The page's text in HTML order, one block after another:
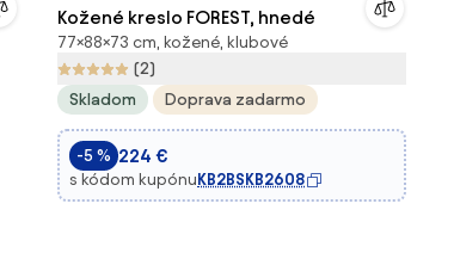
Kožené kreslo FOREST, hnedé
77×88×73 cm, kožené, klubové
(2)
Skladom
Doprava zadarmo
-5 % 224 €
s kódom kupónu KB2BSKB2608